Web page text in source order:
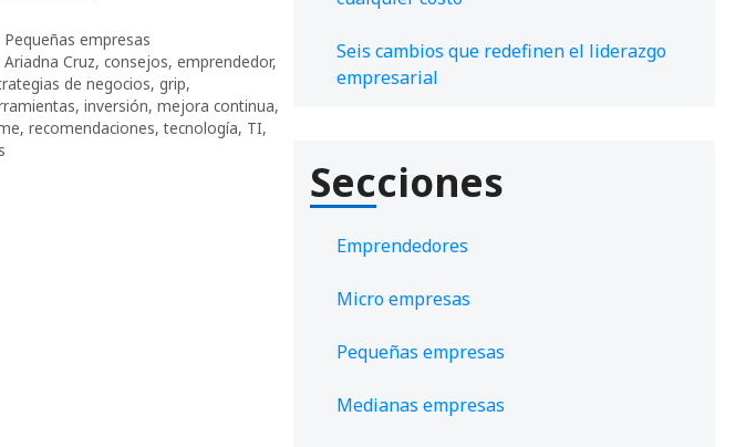
Categorías
Pequeñas empresas
Etiquetas
Ariadna Cruz, consejos, emprendedor,
de negocios, grip,
, inversión, mejora continua,
, recomendaciones,tecnología, TI,
Seis cambios que redefinen el liderazgo
empresarial
Secciones
Emprendedores
Micro empresas
Pequeñas empresas
Medianas empresas